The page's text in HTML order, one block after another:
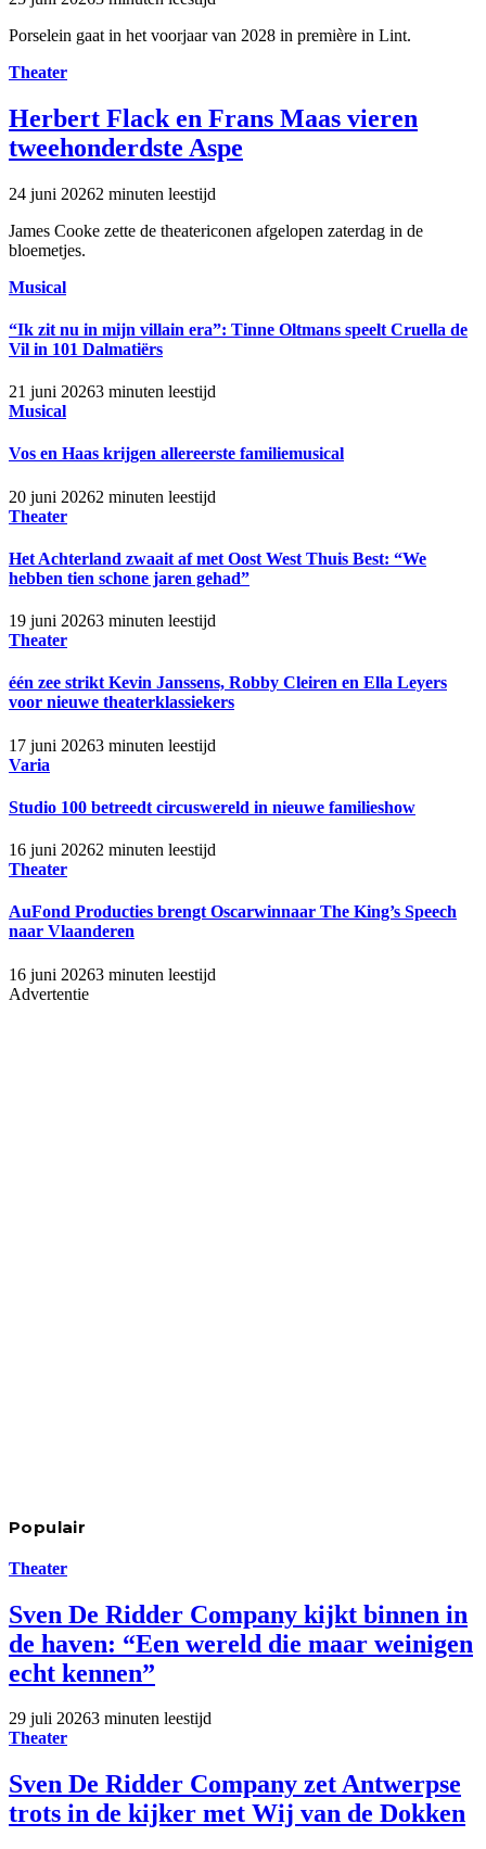
Porselein gaat in het voorjaar van 2028 in première in Lint.
Theater
Herbert Flack en Frans Maas vieren
tweehonderdste Aspe
24 juni 20262 minuten leestijd
James Cooke zette de theatericonen afgelopen zaterdag in de
bloemetjes.
Musical
“Ik zit nu in mijn villain era”: Tinne Oltmans speelt Cruella de
Vil in 101 Dalmatiërs
21 juni 20263 minuten leestijd
Musical
Vos en Haas krijgen allereerste familiemusical
20 juni 20262 minuten leestijd
Theater
Het Achterland zwaait af met Oost West Thuis Best: “We
hebben tien schone jaren gehad”
19 juni 20263 minuten leestijd
Theater
één zee strikt Kevin Janssens, Robby Cleiren en Ella Leyers
voor nieuwe theaterklassiekers
17 juni 20263 minuten leestijd
Varia
Studio 100 betreedt circuswereld in nieuwe familieshow
16 juni 20262 minuten leestijd
Theater
AuFond Producties brengt Oscarwinnaar The King’s Speech
naar Vlaanderen
16 juni 20263 minuten leestijd
Advertentie
Populair
Theater
Sven De Ridder Company kijkt binnen in
de haven: “Een wereld die maar weinigen
echt kennen”
29 juli 20263 minuten leestijd
Theater
Sven De Ridder Company zet Antwerpse
trots in de kijker met Wij van de Dokken